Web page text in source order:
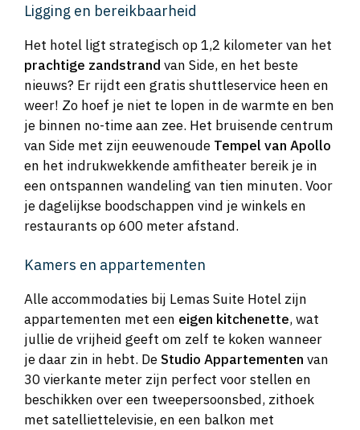
Ligging en bereikbaarheid
Het hotel ligt strategisch op 1,2 kilometer van het
prachtige zandstrand van Side, en het beste
nieuws? Er rijdt een gratis shuttleservice heen en
weer! Zo hoef je niet te lopen in de warmte en ben
je binnen no-time aan zee. Het bruisende centrum
van Side met zijn eeuwenoude Tempel van Apollo
en het indrukwekkende amfitheater bereik je in
een ontspannen wandeling van tien minuten. Voor
je dagelijkse boodschappen vind je winkels en
restaurants op 600 meter afstand.
Kamers en appartementen
Alle accommodaties bij Lemas Suite Hotel zijn
appartementen met een eigen kitchenette, wat
jullie de vrijheid geeft om zelf te koken wanneer
je daar zin in hebt. DeStudio Appartementen van
30 vierkante meter zijn perfect voor stellen en
beschikken over een tweepersoonsbed, zithoek
met satelliettelevisie, en een balkon met